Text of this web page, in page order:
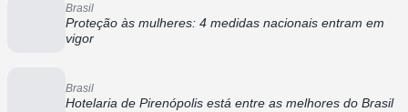
Brasil
Proteção às mulheres: 4 medidas nacionais entram em
vigor
Brasil
Hotelaria de Pirenópolis está entre as melhores do Brasil